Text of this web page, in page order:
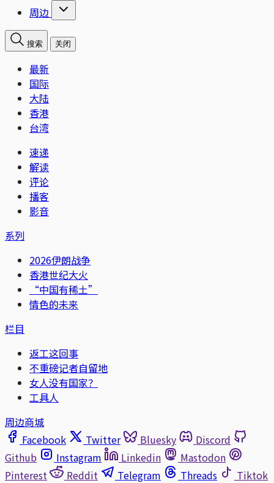
周边
搜索 关闭
最新
国际
大陆
香港
台湾
速递
解读
评论
播客
影音
系列
2026伊朗战争
香港世纪大火
“中国有稀土”
情色的未来
栏目
返工这回事
不重磅记者自留地
女人没有国家？
工具人
周边商城
Facebook
Twitter Bluesky
Discord
Github
Instagram Linkedin
Mastodon
Pinterest
Reddit Telegram Threads
Tiktok